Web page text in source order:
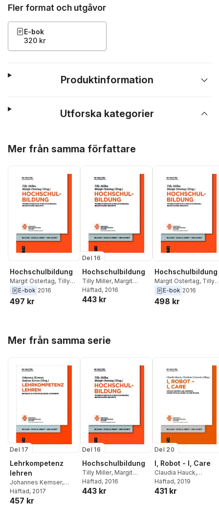
Fler format och utgåvor
E-bok
320 kr
Produktinformation
Utforska kategorier
Mer från samma författare
Hochschulbildung
Margit Ostertag, Tilly
MillerE-bok 2016
497 kr
Del 16
Hochschulbildung
Tilly Miller, Margit
Ostertag
Häftad, 2016
443 kr
Hochschulbildung
Margit Ostertag, Tilly
MillerE-bok 2016
498 kr
Mer från samma serie
Del 17
Lehrkompetenz
lehren
Johannes Kemser,
Andrea Kerres
Häftad, 2017
457 kr
Del 16
Hochschulbildung
Tilly Miller, Margit
Ostertag
Häftad, 2016
443 kr
Del 20
I, Robot - I, Care
Claudia Hauck,
Charlotte Uzarewicz
Häftad, 2019
431 kr